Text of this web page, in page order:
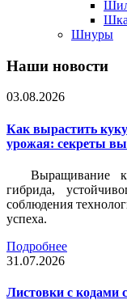
Шнуры
Наши новости
03.08.2026
Как вырастить
урожая: секреты
Выращивание
гибрида,
соблюдения
успеха.
Подробнее
31.07.2026
Листовки c кодами